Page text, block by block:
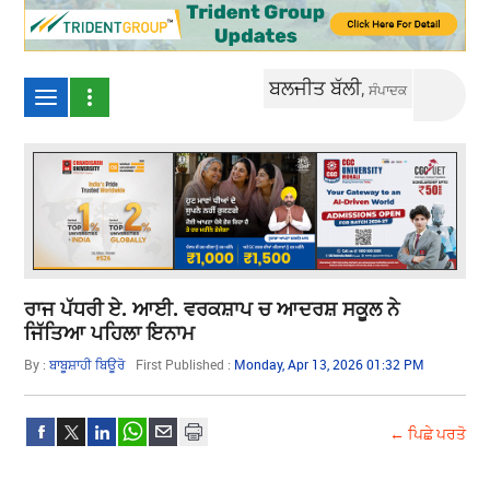
ਬਲਜੀਤ ਬੱਲੀ,ਸੰਪਾਦਕ
ਰਾਜ ਪੱਧਰੀ ਏ. ਆਈ. ਵਰਕਸ਼ਾਪ ਚ ਆਦਰਸ਼ ਸਕੂਲ ਨੇ
ਜਿੱਤਿਆ ਪਹਿਲਾ ਇਨਾਮ
By :ਬਾਬੂਸ਼ਾਹੀ ਬਿਊਰੋ First Published : Monday, Apr 13, 2026 01:32 PM
← ਪਿਛੇ ਪਰਤੋ